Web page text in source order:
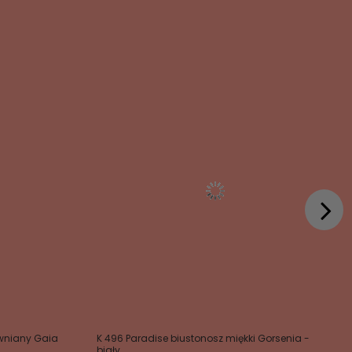
Gaia
K 496 Paradise biustonosz miękki Gorsenia -